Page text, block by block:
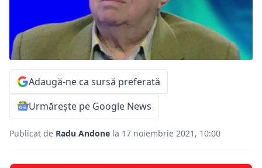
Adaugă-ne ca sursă preferată
Urmărește pe Google News
Publicat de Radu Andone la 17 noiembrie 2021, 10:00